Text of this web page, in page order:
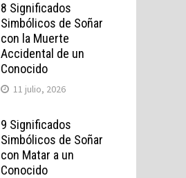
8 Significados
Simbólicos de Soñar
con la Muerte
Accidental de un
Conocido
11 julio, 2026
9 Significados
Simbólicos de Soñar
con Matar a un
Conocido